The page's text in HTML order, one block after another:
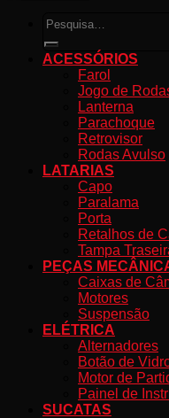
Pesquisar
por:
ACESSÓRIOS
Farol
Jogo de
Lanterna
Parachoque
Retrovisor
Rodas Avulso
LATARIAS
Capo
Paralama
Porta
Retalhos de
Tampa
PEÇAS
Caixas de
Motores
Suspensão
ELÉTRICA
Alternadores
Botão de
Motor de
Painel de
SUCATAS